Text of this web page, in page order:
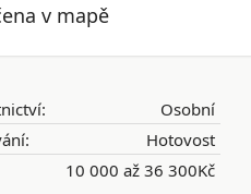
v mapě
Osobní
Hotovost
10 000 až 36 300Kč